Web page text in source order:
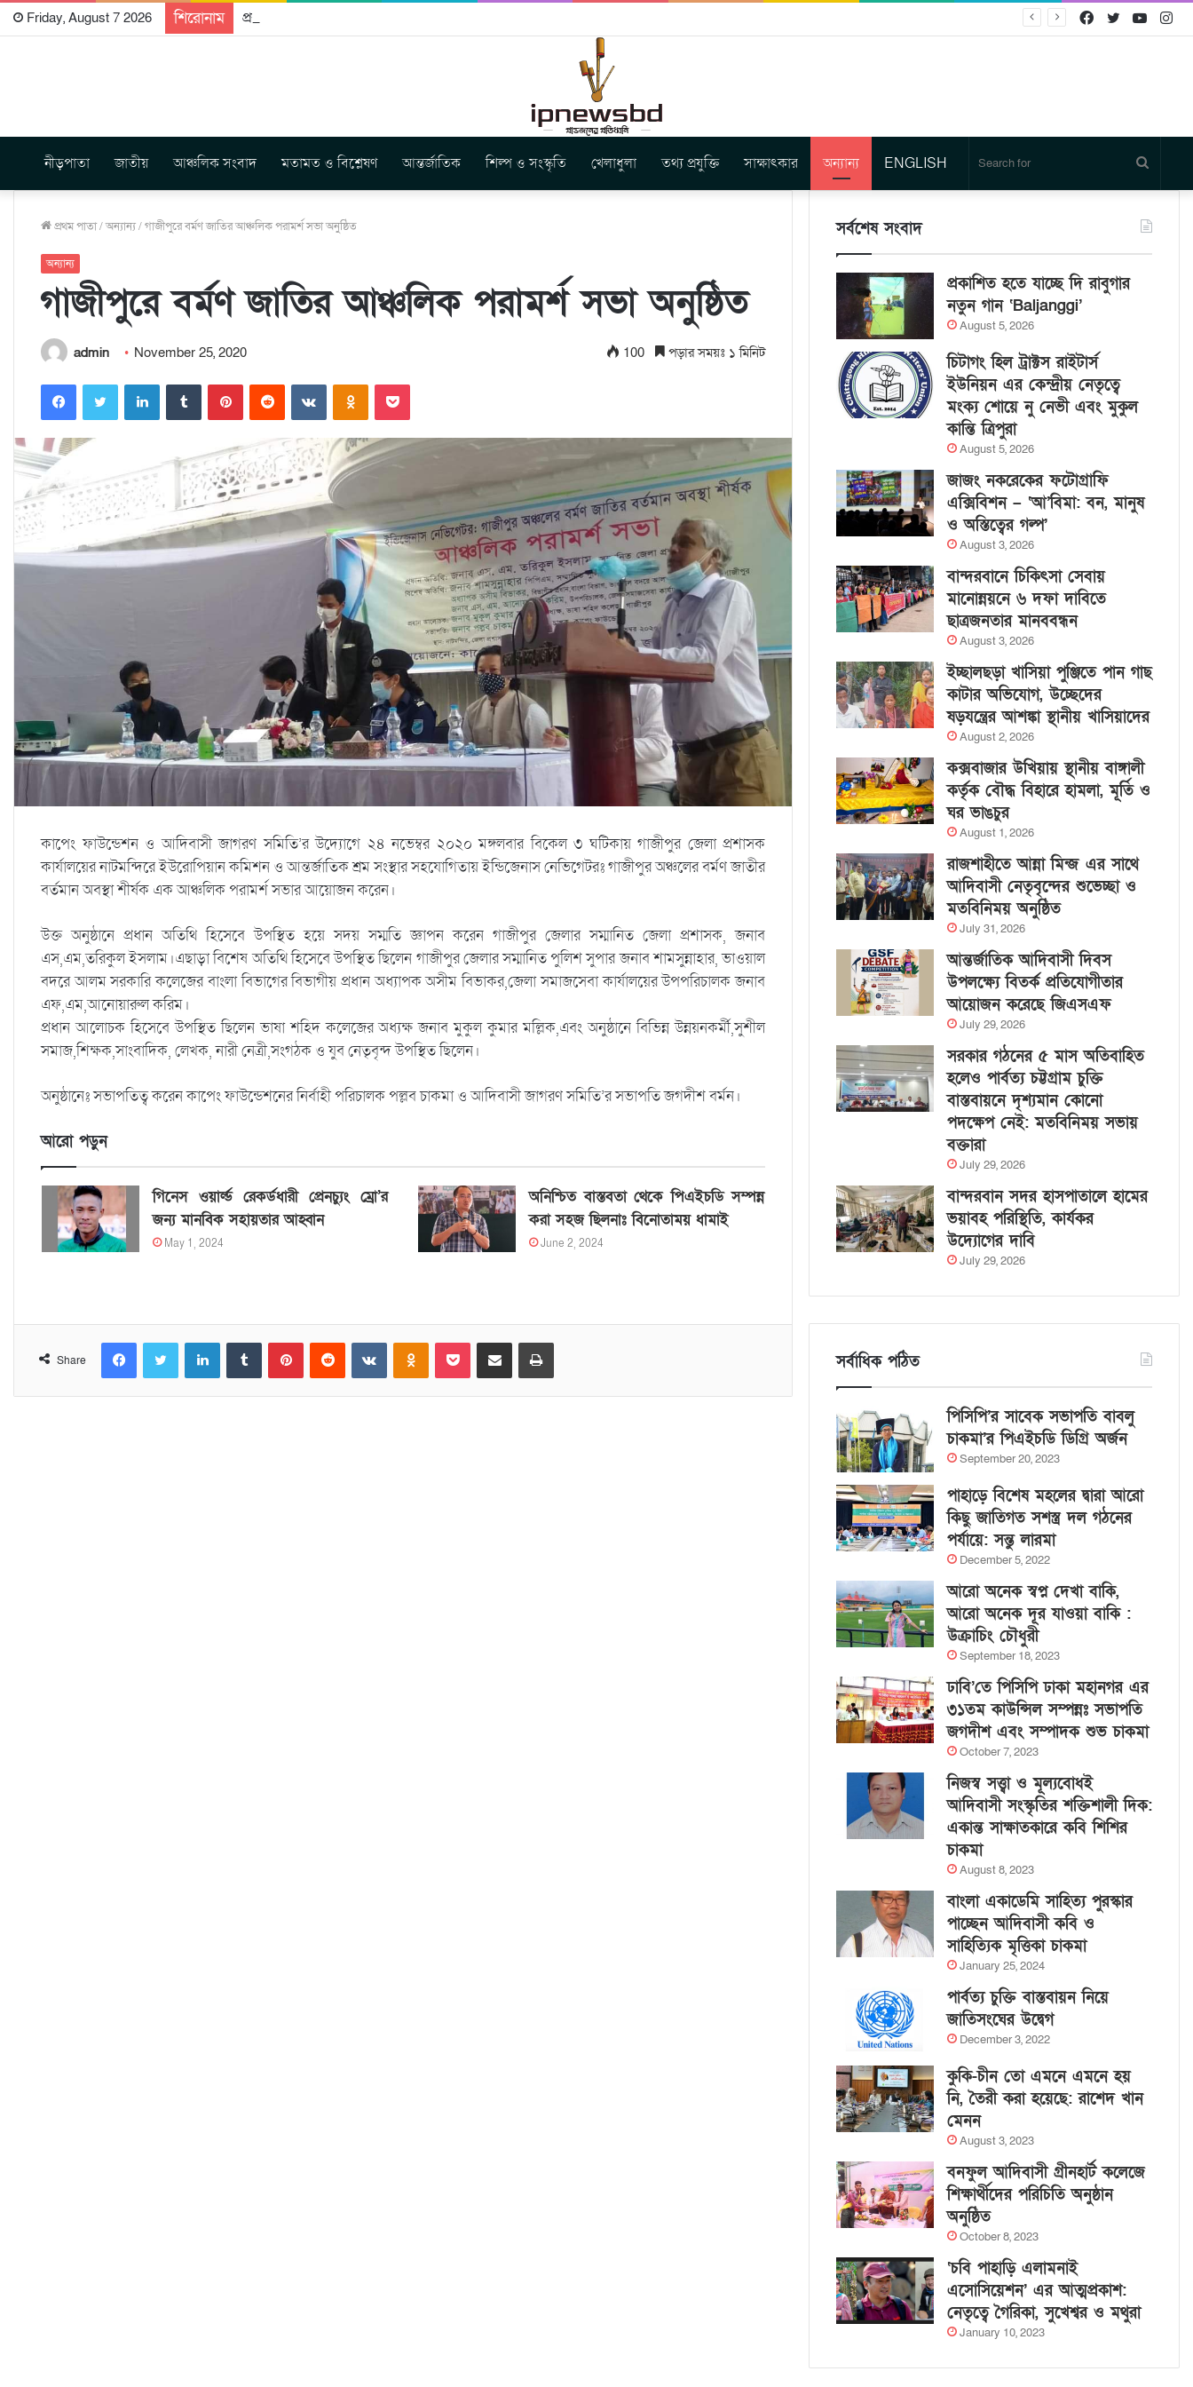
Friday, August 7 2026 শিরোনাম প্রকাশিত হতে যাচ্ছে দি রাবুগার নতুন গান ‘Baljanggi’ Twitter
Facebook
নীড়পাতা জাতীয় আঞ্চলিক সংবাদ মতামত ও বিশ্লেষণ আন্তর্জাতিক শিল্প ও সংস্কৃতি খেলাধুলা তথ্য প্রযুক্তি সাক্ষাৎকার অন্যান্য ENGLISH
for
প্রথম পাতা/অন্যান্য/গাজীপুরে বর্মণ জাতির আঞ্চলিক পরামর্শ সভা অনুষ্ঠিত
অন্যান্য
গাজীপুরে বর্মণ জাতির আঞ্চলিক পরামর্শ সভা অনুষ্ঠিত
admin November 25, 2020 100 পড়ার সময়ঃ ১ মিনিট
কাপেং ফাউন্ডেশন ও আদিবাসী জাগরণ সমিতি’র উদ্যোগে ২৪ নভেম্বর ২০২০ মঙ্গলবার বিকেল ৩ ঘটিকায় গাজীপুর জেলা প্রশাসক
কার্যালয়ের নাটমন্দিরে ইউরোপিয়ান কমিশন ও আন্তর্জাতিক শ্রম সংস্থার সহযোগিতায় ইন্ডিজেনাস নেভিগেটরঃ গাজীপুর অঞ্চলের বর্মণ জাতীর
বর্তমান অবস্থা শীর্ষক এক আঞ্চলিক পরামর্শ সভার আয়োজন করেন।
উক্ত অনুষ্ঠানে প্রধান অতিথি হিসেবে উপস্থিত হয়ে সদয় সম্মতি জ্ঞাপন করেন গাজীপুর জেলার সম্মানিত জেলা প্রশাসক, জনাব
এস,এম,তরিকুল ইসলাম।এছাড়া বিশেষ অতিথি হিসেবে উপস্থিত ছিলেন গাজীপুর জেলার সম্মানিত পুলিশ সুপার জনাব শামসুন্নাহার, ভাওয়াল
বদরে আলম সরকারি কলেজের বাংলা বিভাগের বিভাগীয় প্রধান অধ্যাপক অসীম বিভাকর,জেলা সমাজসেবা কার্যালয়ের উপপরিচালক জনাব
এফ,এম,আনোয়ারুল করিম।
প্রধান আলোচক হিসেবে উপস্থিত ছিলেন ভাষা শহিদ কলেজের অধ্যক্ষ জনাব মুকুল কুমার মল্লিক,এবং অনুষ্ঠানে বিভিন্ন উন্নয়নকর্মী,সুশীল
সমাজ,শিক্ষক,সাংবাদিক, লেখক, নারী নেত্রী,সংগঠক ও যুব নেতৃবৃন্দ উপস্থিত ছিলেন।
অনুষ্ঠানেঃ সভাপতিত্ব করেন কাপেং ফাউন্ডেশনের নির্বাহী পরিচালক পল্লব চাকমা ও আদিবাসী জাগরণ সমিতি’র সভাপতি জগদীশ বর্মন।
আরো পড়ুন
গিনেস ওয়ার্ল্ড রেকর্ডধারী প্রেনচ্যুং ম্রো’র
জন্য মানবিক সহায়তার আহ্বান
May 1, 2024
অনিশ্চিত বাস্তবতা থেকে পিএইচডি সম্পন্ন
করা সহজ ছিলনাঃ বিনোতাময় ধামাই
June 2, 2024
Share
সর্বশেষ সংবাদ
প্রকাশিত হতে যাচ্ছে দি রাবুগার
নতুন গান ‘Baljanggi’
August 5, 2026
চিটাগং হিল ট্রাক্টস রাইটার্স
ইউনিয়ন এর কেন্দ্রীয় নেতৃত্বে
মংক্য শোয়ে নু নেভী এবং মুকুল
কান্তি ত্রিপুরা
August 5, 2026
জাজং নকরেকের ফটোগ্রাফি
এক্সিবিশন – ‘আ’বিমা: বন, মানুষ
ও অস্তিত্বের গল্প’
August 3, 2026
বান্দরবানে চিকিৎসা সেবায়
মানোন্নয়নে ৬ দফা দাবিতে
ছাত্রজনতার মানববন্ধন
August 3, 2026
ইচ্ছালছড়া খাসিয়া পুঞ্জিতে পান গাছ
কাটার অভিযোগ, উচ্ছেদের
ষড়যন্ত্রের আশঙ্কা স্থানীয় খাসিয়াদের
August 2, 2026
কক্সবাজার উখিয়ায় স্থানীয় বাঙ্গালী
কর্তৃক বৌদ্ধ বিহারে হামলা, মূর্তি ও
ঘর ভাঙচুর
August 1, 2026
রাজশাহীতে আন্না মিন্জ এর সাথে
আদিবাসী নেতৃবৃন্দের শুভেচ্ছা ও
মতবিনিময় অনুষ্ঠিত
July 31, 2026
আন্তর্জাতিক আদিবাসী দিবস
উপলক্ষ্যে বিতর্ক প্রতিযোগীতার
আয়োজন করেছে জিএসএফ
July 29, 2026
সরকার গঠনের ৫ মাস অতিবাহিত
হলেও পার্বত্য চট্টগ্রাম চুক্তি
বাস্তবায়নে দৃশ্যমান কোনো
পদক্ষেপ নেই: মতবিনিময় সভায়
বক্তারা
July 29, 2026
বান্দরবান সদর হাসপাতালে হামের
ভয়াবহ পরিস্থিতি, কার্যকর
উদ্যোগের দাবি
July 29, 2026
সর্বাধিক পঠিত
পিসিপি’র সাবেক সভাপতি বাবলু
চাকমা’র পিএইচডি ডিগ্রি অর্জন
September 20, 2023
পাহাড়ে বিশেষ মহলের দ্বারা আরো
কিছু জাতিগত সশস্ত্র দল গঠনের
পর্যায়ে: সন্তু লারমা
December 5, 2022
আরো অনেক স্বপ্ন দেখা বাকি,
আরো অনেক দূর যাওয়া বাকি :
উক্রাচিং চৌধুরী
September 18, 2023
ঢাবি’তে পিসিপি ঢাকা মহানগর এর
৩১তম কাউন্সিল সম্পন্নঃ সভাপতি
জগদীশ এবং সম্পাদক শুভ চাকমা
October 7, 2023
নিজস্ব সত্ত্বা ও মূল্যবোধই
আদিবাসী সংস্কৃতির শক্তিশালী দিক:
একান্ত সাক্ষাতকারে কবি শিশির
চাকমা
August 8, 2023
বাংলা একাডেমি সাহিত্য পুরস্কার
পাচ্ছেন আদিবাসী কবি ও
সাহিত্যিক মৃত্তিকা চাকমা
January 25, 2024
পার্বত্য চুক্তি বাস্তবায়ন নিয়ে
জাতিসংঘের উদ্বেগ
December 3, 2022
কুকি-চীন তো এমনে এমনে হয়
নি, তৈরী করা হয়েছে: রাশেদ খান
মেনন
August 3, 2023
বনফুল আদিবাসী গ্রীনহার্ট কলেজে
শিক্ষার্থীদের পরিচিতি অনুষ্ঠান
অনুষ্ঠিত
October 8, 2023
‘চবি পাহাড়ি এলামনাই
এসোসিয়েশন’ এর আত্মপ্রকাশ:
নেতৃত্বে গৈরিকা, সুখেশ্বর ও মথুরা
January 10, 2023